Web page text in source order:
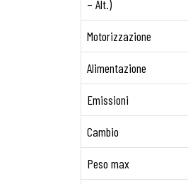
– Alt.)
Motorizzazione
Alimentazione
Emissioni
Cambio
Peso max